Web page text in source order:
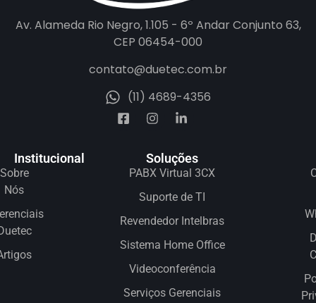
Av. Alameda Rio Negro, 1.105 - 6º Andar Conjunto 63,
CEP 06454-000
contato@duetec.com.br
(11) 4689-4356
Institucional
Sobre
Nós
Soluções
PABX Virtual 3CX
Suporte de TI
Revendedor Intelbras
Sistema Home Office
Videoconferência
Serviços Gerenciais